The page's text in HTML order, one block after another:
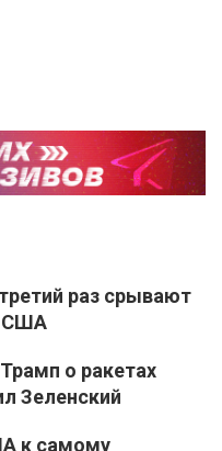
раз срывают
США
о ракетах
Зеленский
к самому